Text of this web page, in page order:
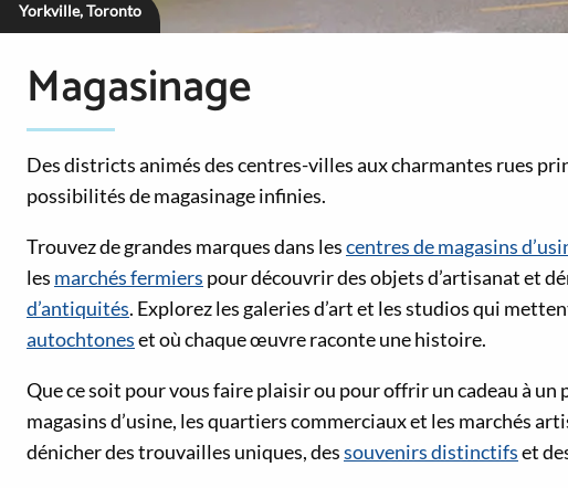
Yorkville, Toronto
Magasinage
Des districts animés des centres-villes aux charmantes rues
possibilités de magasinage infinies.
Trouvez de grandes marques dans lescentres de magasins
les marchés fermiers pour découvrir des objets d’artisanat et
d’antiquités. Explorez les galeries d’art et les studios qui
autochtoneset où chaque œuvre raconte une histoire.
Que ce soit pour vous faire plaisir ou pour offrir un cadeau à un
magasins d’usine, les quartiers commerciaux et les marchés
dénicher des trouvailles uniques, dessouvenirs distinctifset